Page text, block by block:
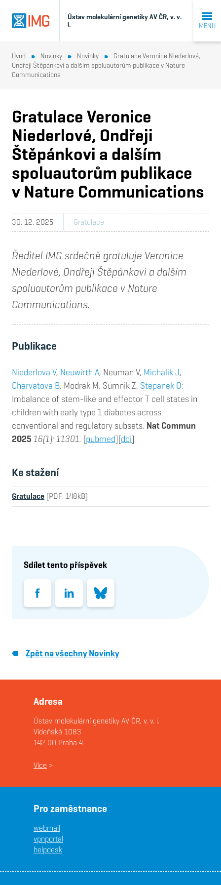
Ústav molekulární genetiky AV ČR, v. v.
i.
MENU
Úvod Novinky Novinky
Gratulace Veronice Niederlové,
Ondřeji Štěpánkovi a dalším spoluautorům publikace v Nature
Communications
Gratulace Veronice
Niederlové, Ondřeji
Štěpánkovi a dalším
spoluautorům publikace
v Nature Communications
30. 12. 2025 Gratulace
Ředitel IMG srdečně gratuluje Veronice
Niederlové, Ondřeji Štěpánkovi a dalším
spoluautorům publikace v Nature
Communications.
Publikace
Niederlova V, Neuwirth A, Neuman V, Michalik J,
Charvatova B, Modrak M, Sumnik Z, Stepanek O:
Imbalance of stem-like and effector T cell states in
children with early type 1 diabetes across
conventional and regulatory subsets. Nat Commun
2025 16(1): 11301. [pubmed][doi]
Ke stažení
Gratulace (PDF, 148kB)
Sdílet tento příspěvek
Zpět na všechny Novinky
Adresa
Ústav molekulární genetiky AV ČR, v. v. i.
Vídeňská 1083
142 00 Praha 4
Více >
Pro zaměstnance
webmail
vpnportal
helpdesk